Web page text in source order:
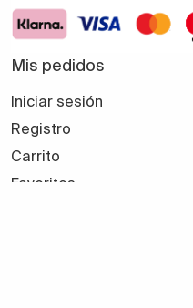
Mis pedidos
Iniciar sesión
Registro
Carrito
Favoritos